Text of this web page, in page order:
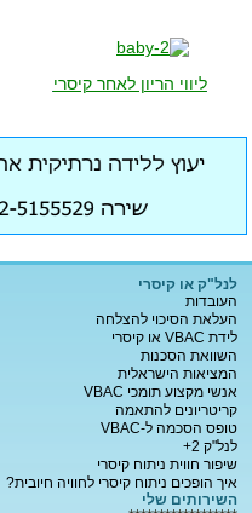
ליווי הריון לאחר קיסרי
לנל"ק או קיסרי
העובדות
העלאת הסיכוי להצלחה
לידת VBAC או קיסרי
השוואת הסכנות
המציאות הישראלית
אנשי מקצוע תומכי VBAC
קריטריונים להתאמה
טופס הסכמה ל-VBAC
לנל"ק 2+
שיפור חווית ניתוח קיסרי
איך הופכים ניתוח קיסרי לחוויה חיובית?
השירותים שלי